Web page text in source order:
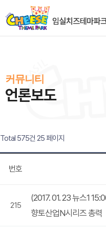
커뮤니티
언론보도
Total 575건 25 페이지
번호
215
(2017. 01. 23 뉴스1
향토산업N시리즈 총력